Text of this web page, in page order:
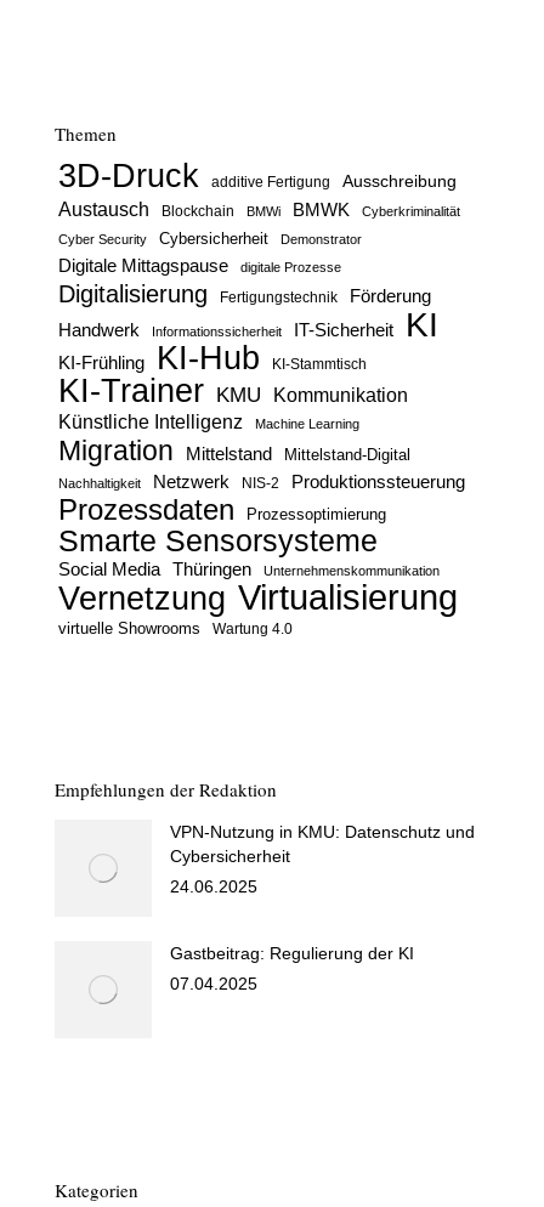
Themen
3D-Druck additive Fertigung Ausschreibung
Austausch Blockchain BMWi BMWK
Cyberkriminalität
Cyber Security
Cybersicherheit Demonstrator
Digitale Mittagspause digitale Prozesse
Digitalisierung Fertigungstechnik Förderung
Handwerk Informationssicherheit IT-Sicherheit KI
KI-Frühling KI-Hub KI-Stammtisch
KI-Trainer KMU
Kommunikation
Künstliche Intelligenz
Machine Learning
Migration Mittelstand Mittelstand-Digital
Nachhaltigkeit Netzwerk NIS-2 Produktionssteuerung
Prozessdaten Prozessoptimierung
Smarte Sensorsysteme
Social Media Thüringen Unternehmenskommunikation
Vernetzung Virtualisierung
virtuelle Showrooms Wartung 4.0
Empfehlungen der Redaktion
VPN-Nutzung in KMU: Datenschutz und
Cybersicherheit
24.06.2025
Gastbeitrag: Regulierung der KI
07.04.2025
Kategorien